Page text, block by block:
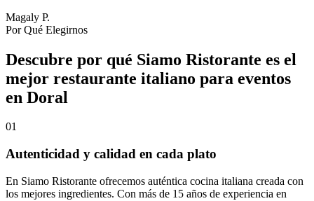
Magaly P.
Por Qué Elegirnos
Descubre por qué Siamo Ristorante es el
mejor restaurante italiano para eventos
en Doral
01
Autenticidad y calidad en cada plato
En Siamo Ristorante ofrecemos auténtica cocina italiana creada con
los mejores ingredientes. Con más de 15 años de experiencia en